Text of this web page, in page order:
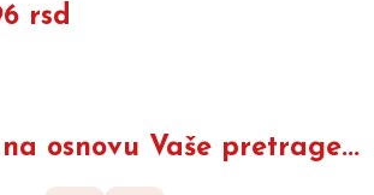
rsd
osnovu Vaše pretrage...